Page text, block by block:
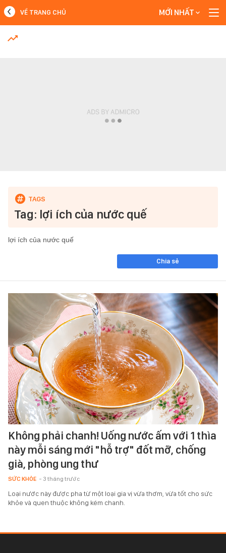
MỚI NHẤT
VỀ TRANG CHỦ MỚI NHẤT
Tag: lợi ích của nước quế
lợi ích của nước quế
Chia sẻ
Không phải chanh! Uống nước ấm với 1 thìa
này mỗi sáng mới "hỗ trợ" đốt mỡ, chống
già, phòng ung thư
SỨC KHỎE - 3 tháng trước
Loại nước này được pha từ một loại gia vị vừa thơm, vừa tốt cho sức
khỏe và quen thuộc không kém chanh.